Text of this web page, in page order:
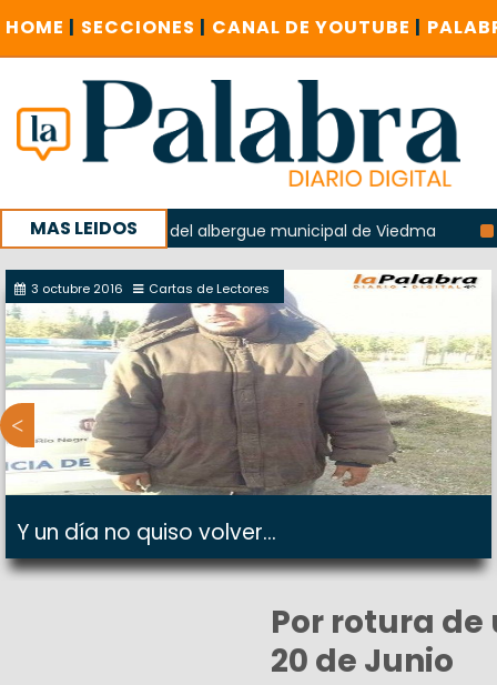
HOME | SECCIONES | CANAL DE YOUTUBE |
MAS LEIDOS
explosión del albergue municipal de Viedma La
con un encuentro provincial en Roca
3 octubre 2016 Cartas de Lectores
Y un día no quiso volver...
Por rotura
20 de Junio